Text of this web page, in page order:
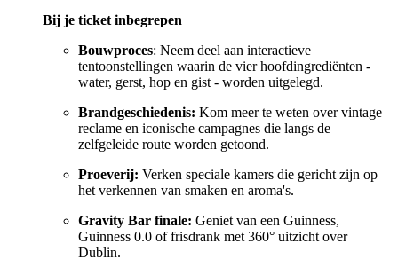
Bij je ticket inbegrepen
Bouwproces: Neem deel aan interactieve
tentoonstellingen waarin de vier hoofdingrediënten -
water, gerst, hop en gist - worden uitgelegd.
Brandgeschiedenis: Kom meer te weten over vintage
reclame en iconische campagnes die langs de
zelfgeleide route worden getoond.
Proeverij: Verken speciale kamers die gericht zijn op
het verkennen van smaken en aroma's.
Gravity Bar finale: Geniet van een Guinness,
Guinness 0.0 of frisdrank met 360° uitzicht over
Dublin.